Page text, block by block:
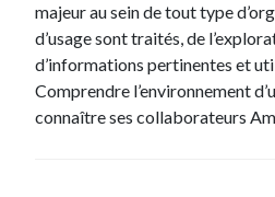
majeur au sein de tout type
d’usage sont traités, de
d’informations pertinentes et
Comprendre l’environnement
connaître ses collaborateurs